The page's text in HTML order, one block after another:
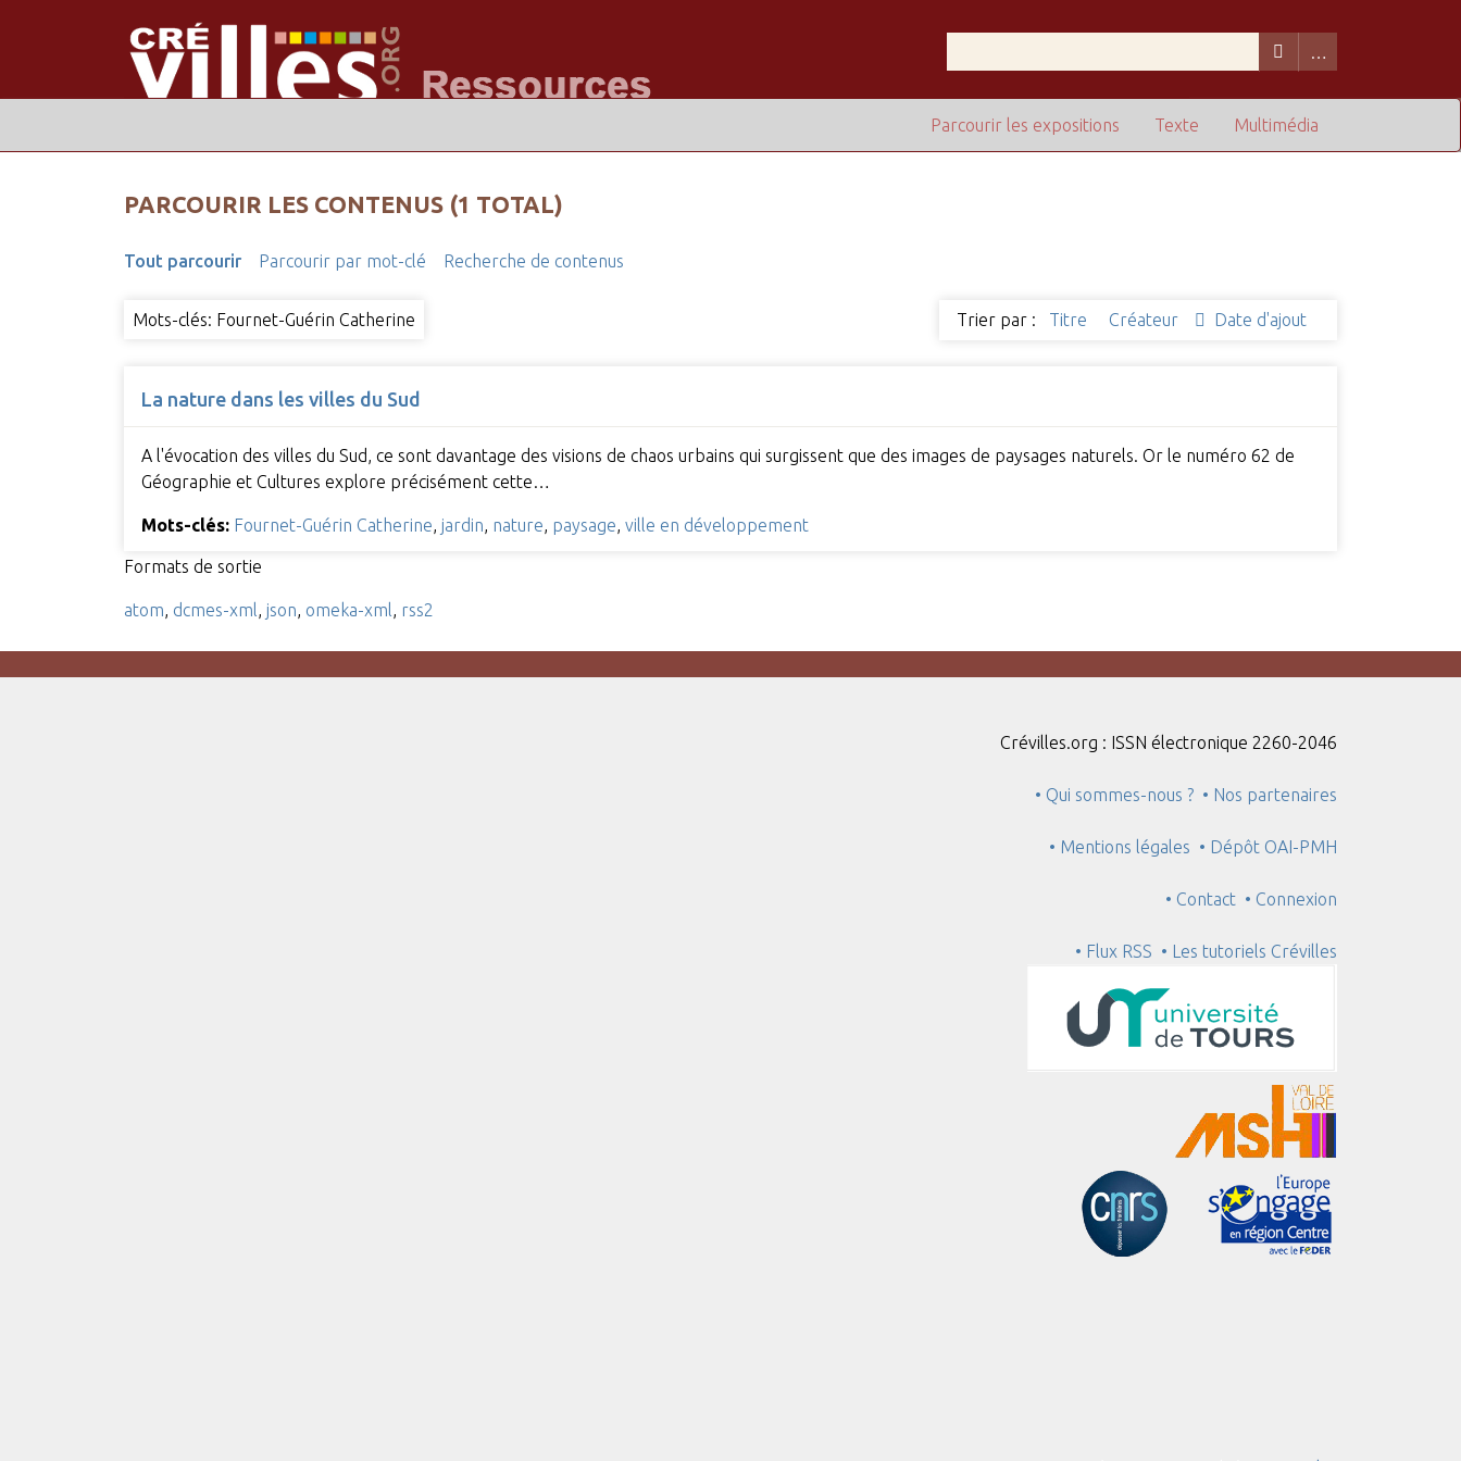
Multimédia
Texte
Parcourir les expositions
PARCOURIR LES CONTENUS (1 TOTAL)
Tout parcourir Parcourir par mot-clé Recherche de contenus
Mots-clés: Fournet-Guérin Catherine Trier par : Titre Créateur Date d'ajout
La nature dans les villes du Sud
A l'évocation des villes du Sud, ce sont davantage des visions de chaos urbains qui surgissent que des images de paysages naturels. Or le numéro 62 de
Géographie et Cultures explore précisément cette…
Mots-clés: Fournet-Guérin Catherine jardin nature paysage ville en développement
Formats de sortie
atom dcmes-xml json omeka-xml rss2
Crévilles.org : ISSN électronique 2260-2046
• Qui sommes-nous ? • Nos partenaires
• Mentions légales • Dépôt OAI-PMH
• Contact • Connexion
• Flux RSS • Les tutoriels Crévilles